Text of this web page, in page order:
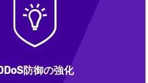
防御の強化